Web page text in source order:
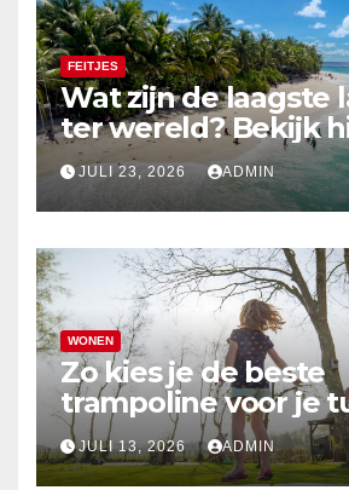
FEITJES
Wat zijn de laagste
ter wereld? Bekijk
top 10
JULI 23, 2026 ADMIN
WONEN
Zo kies je de beste
trampoline voor je
JULI 13, 2026 ADMIN